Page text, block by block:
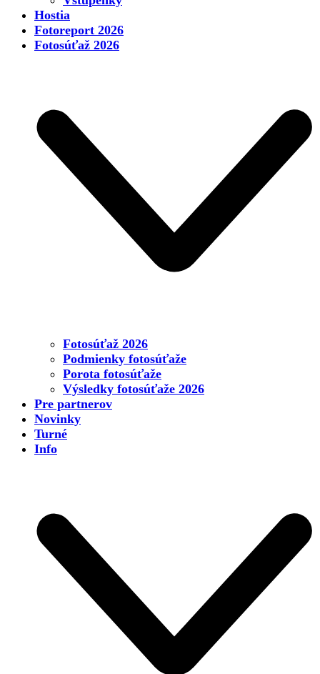
Hostia
Fotoreport 2026
Fotosúťaž 2026
Fotosúťaž 2026
Podmienky fotosúťaže
Porota fotosúťaže
Výsledky fotosúťaže 2026
Pre partnerov
Novinky
Turné
Info